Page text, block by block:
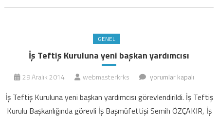
GENEL
İş Teftiş Kuruluna yeni başkan yardımcısı
29 Aralık 2014 webmasterkrks
İş
Kuruluna
yeni
yorumlar kapalı
İş Teftiş Kuruluna yeni başkan yardımcısı görevlendirildi. İş Teftiş
Kurulu Başkanlığında görevli İş Başmüfettişi Semih ÖZÇAKIR, İş